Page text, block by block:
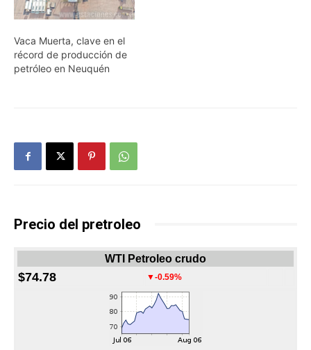
Vaca Muerta, clave en el
récord de producción de
petróleo en Neuquén
Precio del pretroleo
WTI Petroleo crudo
$74.78 ▼-0.59%